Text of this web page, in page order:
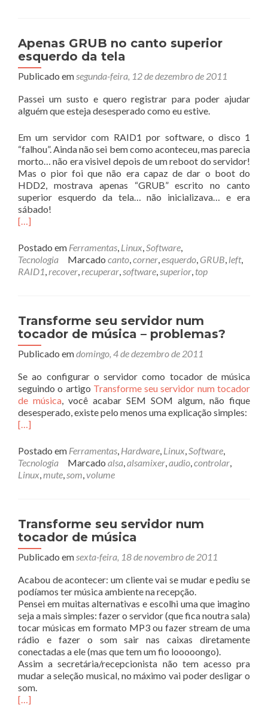
Apenas GRUB no canto superior
esquerdo da tela
Publicado emsegunda-feira, 12 de dezembro de 2011
Passei um susto e quero registrar para poder ajudar
alguém que esteja desesperado como eu estive.
Em um servidor com RAID1 por software, o disco 1
“falhou”. Ainda não sei bem como aconteceu, mas parecia
morto… não era visivel depois de um reboot do servidor!
Mas o pior foi que não era capaz de dar o boot do
HDD2, mostrava apenas “GRUB” escrito no canto
superior esquerdo da tela… não inicializava… e era
sábado!
[…]
Postado em Ferramentas, Linux,Software,
Tecnologia
Marcado canto,corner,esquerdo, GRUB, left,
RAID1,recover,recuperar,software,superior, top
Transforme seu servidor num
tocador de música – problemas?
Publicado emdomingo, 4 de dezembro de 2011
Se ao configurar o servidor como tocador de música
seguindo o artigo Transforme seu servidor num tocador
de música, você acabar SEM SOM algum, não fique
desesperado, existe pelo menos uma explicação simples:
[…]
Postado em Ferramentas, Hardware, Linux,Software,
Tecnologia
Marcado alsa,alsamixer,audio,controlar,
Linux,mute,som,volume
Transforme seu servidor num
tocador de música
Publicado emsexta-feira, 18 de novembro de 2011
Acabou de acontecer: um cliente vai se mudar e pediu se
podíamos ter música ambiente na recepção.
Pensei em muitas alternativas e escolhi uma que imagino
seja a mais simples: fazer o servidor (que fica noutra sala)
tocar músicas em formato MP3 ou fazer stream de uma
rádio e fazer o som sair nas caixas diretamente
conectadas a ele (mas que tem um fio looooongo).
Assim a secretária/recepcionista não tem acesso pra
mudar a seleção musical, no máximo vai poder desligar o
som.
[…]